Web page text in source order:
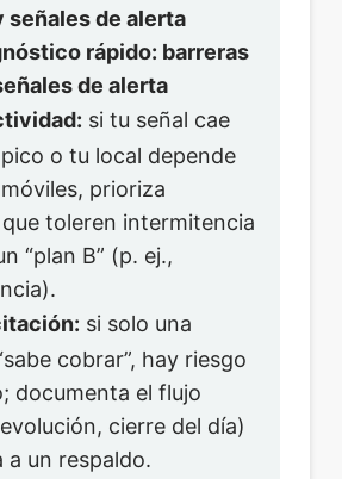
señales de alerta
rápido: barreras
de alerta
si tu señal cae
o tu local depende
prioriza
toleren intermitencia
“plan B” (p. ej.,
si solo una
cobrar”, hay riesgo
documenta el flujo
cierre del día)
a un respaldo.